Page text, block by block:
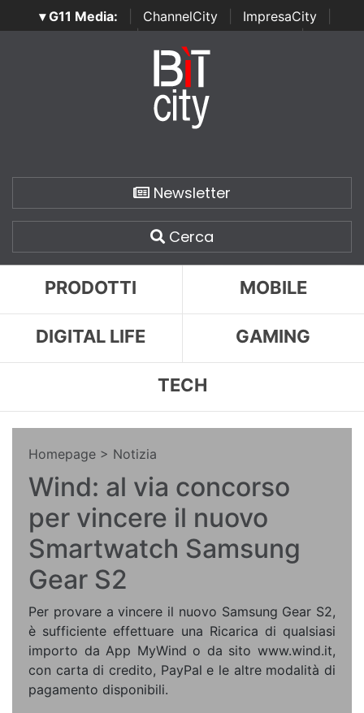
▾ G11 Media: ChannelCity ImpresaCity
SecurityOpenLab | Italian Channel Awards | Italian
Italian Security Awards
Newsletter
Cerca
PRODOTTI MOBILE
DIGITAL LIFE GAMING
TECH
Homepage > Notizia
Wind: al via concorso
per vincere il nuovo
Smartwatch Samsung
Gear S2
Per provare a vincere il nuovo Samsung Gear S2,
è sufficiente effettuare una Ricarica di qualsiasi
importo da App MyWind o da sito www.wind.it,
con carta di credito, PayPal e le altre modalità di
pagamento disponibili.